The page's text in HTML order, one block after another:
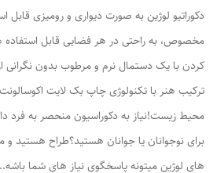
دکوراتیو لوژین به صورت دیواری و رومیزی قابل
مخصوص، به راحتی در هر فضایی قابل استفاده
کردن با یک دستمال نرم و مرطوب بدون نگرانی
ترکیب هنر با تکنولوژی چاپ بک لایت اکوسالونت
محیط زیست!نیاز به دکوراسیون منحصر به فرد
برای نوجوانان یا جوانان هستید؟طراح هستید و
های لوژين میتونه پاسخگوی نیاز های شما